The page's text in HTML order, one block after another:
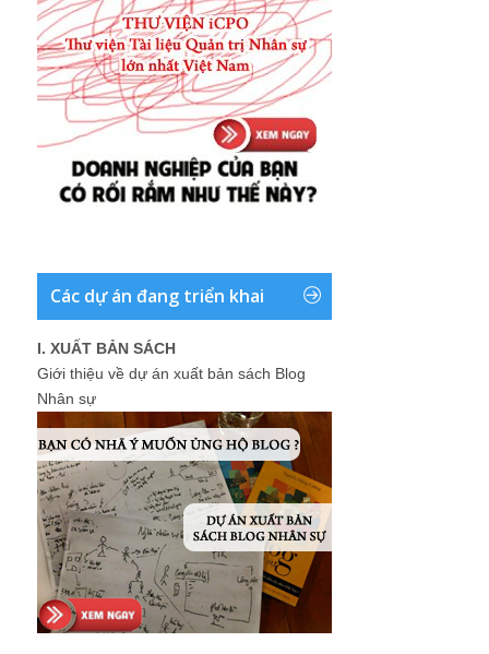
Các dự án đang triển khai
I. XUẤT BẢN SÁCH
Giới thiệu về dự án xuất bản sách Blog
Nhân sự